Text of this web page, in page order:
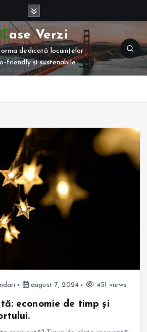
Case Verzi
dedicată locuințelor
friendly și sustenabile
august 7, 2024 451 views
economie de timp și